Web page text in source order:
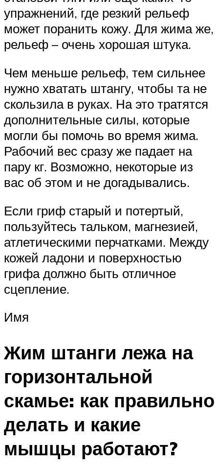
упражнений, где резкий рельеф
может поранить кожу. Для жима же,
рельеф – очень хорошая штука.
Чем меньше рельеф, тем сильнее
нужно хватать штангу, чтобы та не
скользила в руках. На это тратятся
дополнительные силы, которые
могли бы помочь во время жима.
Рабочий вес сразу же падает на
пару кг. Возможно, некоторые из
вас об этом и не догадывались.
Если гриф старый и потертый,
пользуйтесь тальком, магнезией,
атлетическими перчатками. Между
кожей ладони и поверхностью
грифа должно быть отличное
сцепление.
Имя
Жим штанги лежа на
горизонтальной
скамье: как правильно
делать и какие
мышцы работают?